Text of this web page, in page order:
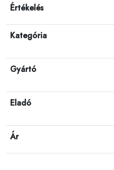
Értékelés
Kategória
Gyártó
Eladó
Ár